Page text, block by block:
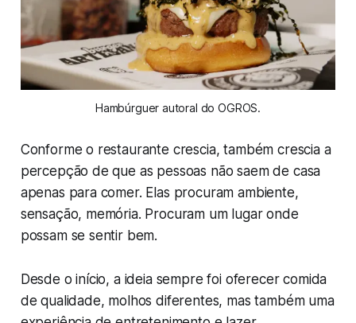
Hambúrguer autoral do OGROS.
Conforme o restaurante crescia, também crescia a
percepção de que as pessoas não saem de casa
apenas para comer. Elas procuram ambiente,
sensação, memória. Procuram um lugar onde
possam se sentir bem.
Desde o início, a ideia sempre foi oferecer comida
de qualidade, molhos diferentes, mas também uma